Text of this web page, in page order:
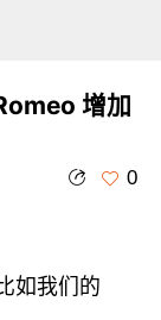
增加
0
如我们的